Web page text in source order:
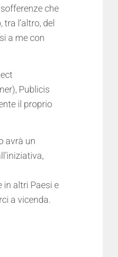
che
l’altro, del
a me con
Publicis
il proprio
avrà un
in altri Paesi e
a vicenda.